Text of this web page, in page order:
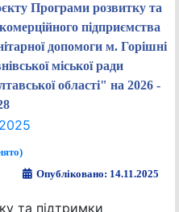
Програми розвитку та
підприємства
допомоги м. Горішні
міської ради
області" на 2026 -
2025
Опубліковано: 14.11.2025
та підтримки